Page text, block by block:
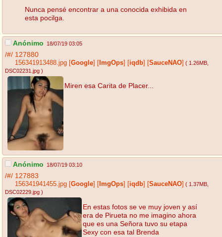
Nunca pensé encontrar a una conocida exhibida en
esta pocilga.
Anónimo 18/07/19 03:05
/#/ 127880
156341913488.jpg Google ImgOps iqdb SauceNAO ( 1.26MB,
DSC02231.jpg )
Miren esa Carita de Placer...
Anónimo 18/07/19 03:10
/#/ 127883
156341941455.jpg Google ImgOps iqdb SauceNAO ( 1.37MB,
DSC02229.jpg )
En estas fotos se ve muy joven y así
era de Pirueta no me imagino ahora
que es una Señora tuvo su etapa
Sexy con esa tal Brenda